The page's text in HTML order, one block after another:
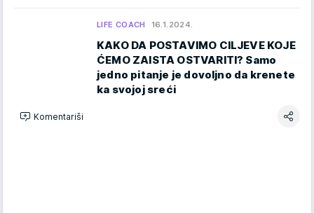
LIFE COACH 16.1.2024.
KAKO DA POSTAVIMO CILJEVE KOJE
ĆEMO ZAISTA OSTVARITI? Samo
jedno pitanje je dovoljno da krenete
ka svojoj sreći
Komentariši